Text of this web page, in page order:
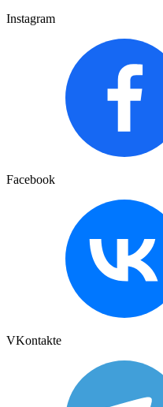
Instagram
Facebook
VKontakte